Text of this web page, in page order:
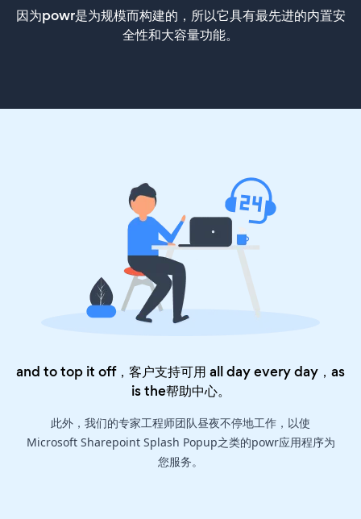
因为powr是为规模而构建的，所以它具有最先进的内置安
全性和大容量功能。
and to top it off，客户支持可用 all day every day，as
is the帮助中心。
此外，我们的专家工程师团队昼夜不停地工作，以使
Microsoft Sharepoint Splash Popup之类的powr应用程序为
您服务。